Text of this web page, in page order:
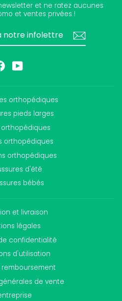
et ne ratez aucunes
et ventes privées !
FacebookYouTube
orthopédiques
pieds larges
orthopédiques
orthopédiques
orthopédiques
d'été
bébés
et livraison
légales
confidentialité
d'utilisation
remboursement
de vente